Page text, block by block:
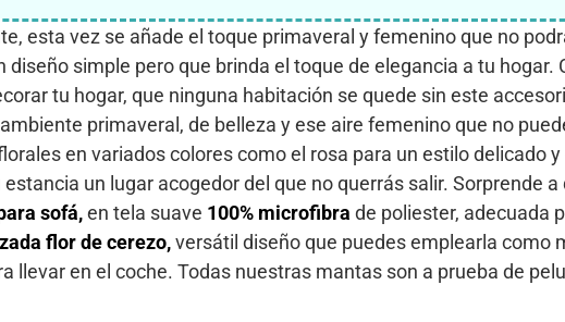
esta vez se añade el toque primaveral y femenino que no
diseño simple pero que brinda el toque de elegancia a tu
tu hogar, que ninguna habitación se quede sin este
primaveral, de belleza y ese aire femenino que no
en variados colores como el rosa para un estilo delicado
un lugar acogedor del que no querrás salir. Sorprende
sofá,en tela suave 100% microfibra de poliester, adecuada
flor de cerezo,versátil diseño que puedes emplearla como
en el coche. Todas nuestras mantas son a prueba de